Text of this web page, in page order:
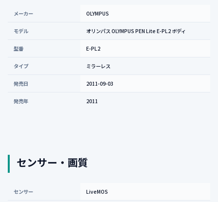
メーカー OLYMPUS
モデル オリンパス OLYMPUS PEN Lite E-PL2 ボディ
型番 E-PL2
タイプ ミラーレス
発売日 2011-09-03
発売年 2011
センサー・画質
センサー LiveMOS